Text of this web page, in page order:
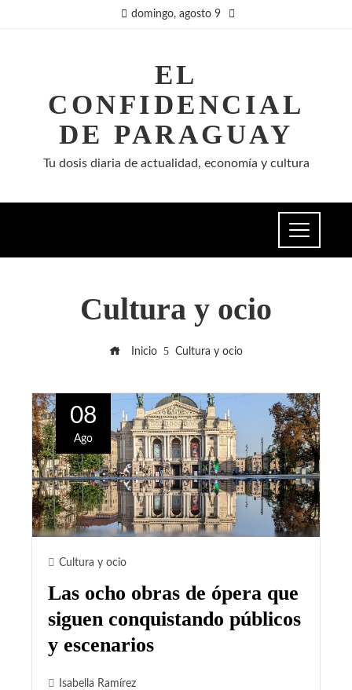
domingo, agosto 9
EL
CONFIDENCIAL
DE PARAGUAY
Tu dosis diaria de actualidad, economía y cultura
Cultura y ocio
Inicio Cultura y ocio
08
Ago
Cultura y ocio
Las ocho obras de ópera que
siguen conquistando públicos
y escenarios
Isabella Ramírez